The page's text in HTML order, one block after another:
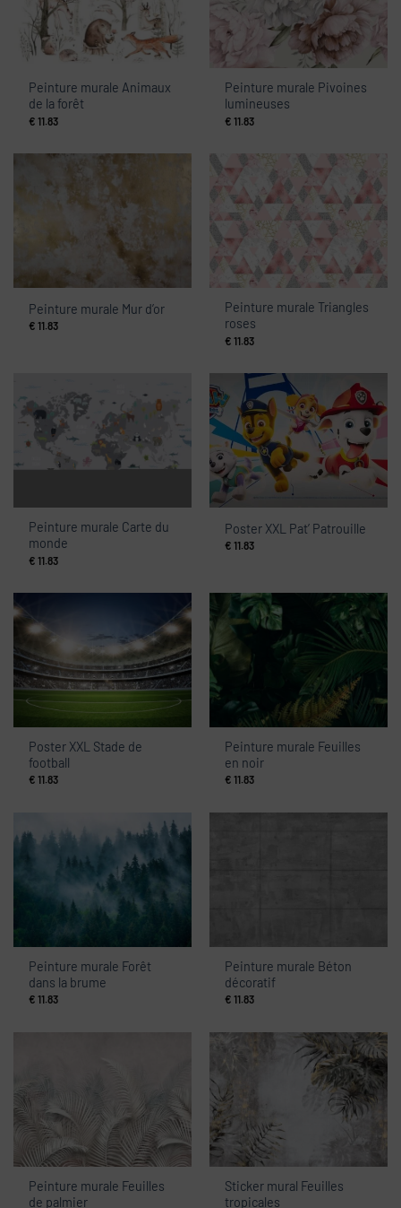
Peinture murale Animaux
de la forêt
€ 11.83
Peinture murale Pivoines
lumineuses
€ 11.83
Peinture murale Mur d’or
€ 11.83
Peinture murale Triangles
roses
€ 11.83
Peinture murale Carte du
monde
€ 11.83
Poster XXL Pat’ Patrouille
€ 11.83
Poster XXL Stade de
football
€ 11.83
Peinture murale Feuilles
en noir
€ 11.83
Peinture murale Forêt
dans la brume
€ 11.83
Peinture murale Béton
décoratif
€ 11.83
Peinture murale Feuilles
de palmier
Sticker mural Feuilles
tropicales